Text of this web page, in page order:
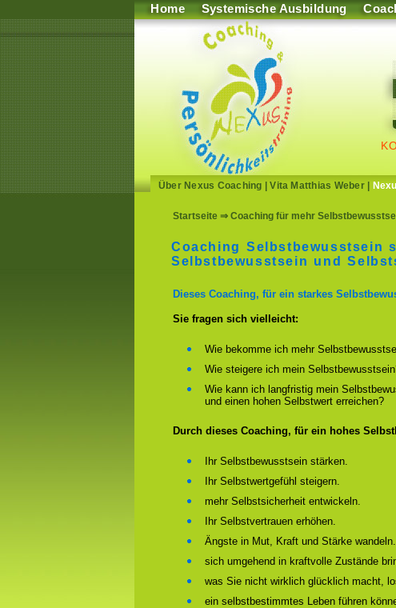
Home Systemische Ausbildung
Über Nexus Coaching |Vita Matthias Weber|
Startseite ⇒ Coaching für mehr
Coaching Selbstbewusstsein
Selbstbewusstsein und
Dieses Coaching, für ein starkes
Sie fragen sich vielleicht:
Wie bekomme ich mehr
Wie steigere ich mein
Wie kann ich langfristig mein
und einen hohen Selbstwert erreichen?
Durch dieses Coaching, für ein hohes
Ihr Selbstbewusstsein stärken.
Ihr Selbstwertgefühl steigern.
mehr Selbstsicherheit entwickeln.
Ihr Selbstvertrauen erhöhen.
Ängste in Mut, Kraft und Stärke wandeln.
sich umgehend in kraftvolle Zustände
was Sie nicht wirklich glücklich macht,
ein selbstbestimmtes Leben führen